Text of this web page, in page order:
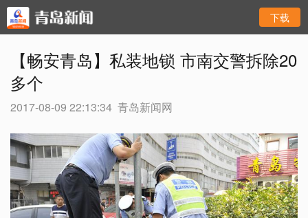
下载
【畅安青岛】私装地锁 市南交警拆除20
多个
2017-08-09 22:13:34 青岛新闻网